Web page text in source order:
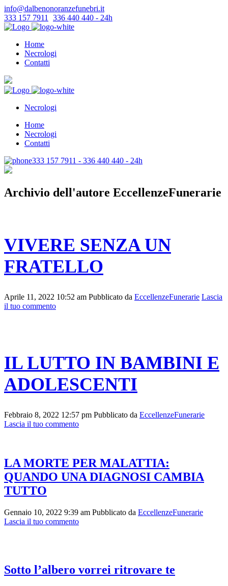
info@dalbenonoranzefunebri.it
333 157 7911
336 440 440 - 24h
Home
Necrologi
Contatti
Necrologi
Home
Necrologi
Contatti
333 157 7911 - 336 440 440 - 24h
Archivio dell'autore EccellenzeFunerarie
VIVERE SENZA UN
FRATELLO
Aprile 11, 2022 10:52 am Pubblicato da EccellenzeFunerarie Lascia
il tuo commento
IL LUTTO IN BAMBINI E
ADOLESCENTI
Febbraio 8, 2022 12:57 pm Pubblicato da EccellenzeFunerarie
Lascia il tuo commento
LA MORTE PER MALATTIA:
QUANDO UNA DIAGNOSI CAMBIA
TUTTO
Gennaio 10, 2022 9:39 am Pubblicato da EccellenzeFunerarie
Lascia il tuo commento
Sotto l’albero vorrei ritrovare te